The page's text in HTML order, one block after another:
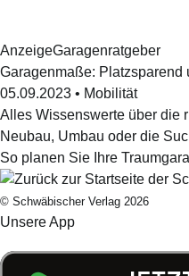
AnzeigeGaragenratgeber
Garagenmaße: Platzsparend
05.09.2023 • Mobilität
Alles Wissenswerte über die
Neubau, Umbau oder die
So planen Sie Ihre
© Schwäbischer Verlag 2026
Unsere App